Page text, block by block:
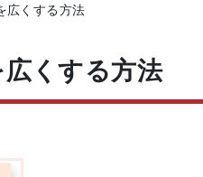
広くする方法
くする方法